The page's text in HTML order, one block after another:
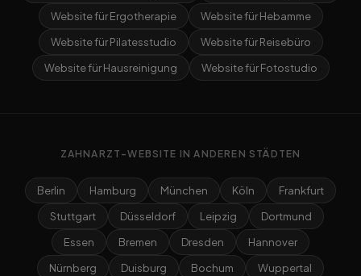
Website für Ergotherapie
Website für Hebamme
Website für Pilatesstudio
Website für Reisebüro
Website für Hausreinigung
Website für Fotostudio
ZAHNARZT-WEBSITE IN ANDEREN STÄDTEN
Berlin Hamburg München Köln
Frankfurt
Stuttgart
Düsseldorf Leipzig
Dortmund
Essen
Bremen Dresden
Hannover
Nürnberg
Duisburg Bochum
Wuppertal